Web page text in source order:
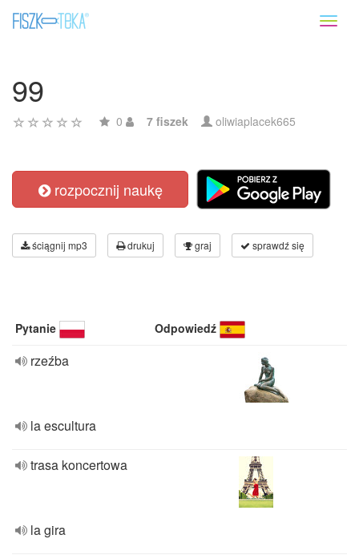
99
0 7 fiszek oliwiaplacek665
rozpocznij naukę
ściągnij mp3 drukuj graj sprawdź się
Pytanie Odpowiedź
rzeźba
la escultura
trasa koncertowa
la gira